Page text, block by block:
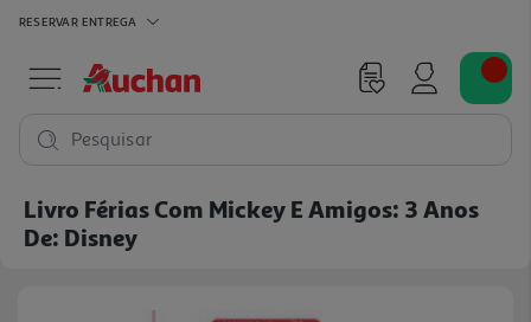
RESERVAR ENTREGA
Pesquisar
Livro Férias Com Mickey E Amigos: 3 Anos
De: Disney